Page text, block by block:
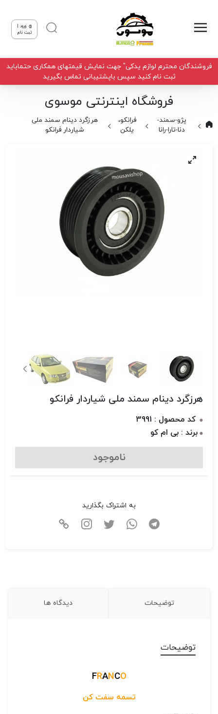
ورود |
ثبت نام
فروشندگان محترم لوازم یدکی" جهت نمایش قیمتهای همکاری حتماباید
ثبت نام کنید سپس باپشتیبانی تماس بگیرید
فروشگاه اینترنتی موسوی
پژو-سمند-
دنا-تارا-رانا
فرانکو،
یلکن
هرزگرد دینام سمند ملی
شیاردار فرانکو
هرزگرد دینام سمند ملی شیاردار فرانکو
کد محصول : 3991
برند : بی ام کو
ناموجود
به اشتراک بگذارید
توضیحات دیدگاه ها
توضیحات
FRANCO
تسمه سفت کن